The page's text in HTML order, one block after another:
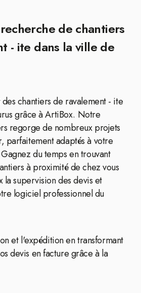
de chantiers
- ite dans la ville de
chantiers de ravalement - ite
grâce à ArtiBox. Notre
regorge de nombreux projets
parfaitement adaptés à votre
du temps en trouvant
à proximité de chez vous
la supervision des devis et
logiciel professionnel du
et l'expédition en transformant
devis en facture grâce à la